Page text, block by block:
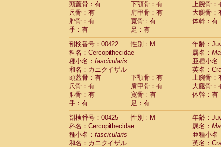
頭蓋骨：有
下顎骨：有
上腕骨：
尺骨：有
肩甲骨：有
大腿骨：
腓骨：有
寛骨：有
体幹：有
手：有
足：有
剖検番号：00422
性別：M
年齢：
科名：Cercopithecidae
属名：
種小名： fascicularis
亜種小名
和名：カニクイザル
英名：
頭蓋骨：有
下顎骨：有
上腕骨：
尺骨：有
肩甲骨：有
大腿骨：
腓骨：有
寛骨：有
体幹：有
手：有
足：有
剖検番号：00425
性別：M
年齢：
科名：Cercopithecidae
属名：
種小名： fascicularis
亜種小名
和名：カニクイザル
英名：